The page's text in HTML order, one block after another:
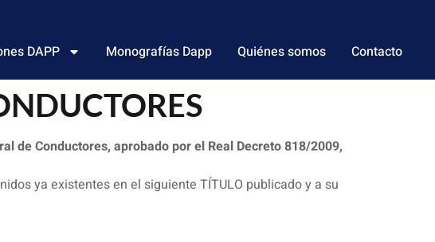
DAPP Monografías Dapp Quiénes somos Contacto
de Conductores, aprobado por el Real Decreto 818/2009,
ya existentes en el siguiente TÍTULO publicado y a su